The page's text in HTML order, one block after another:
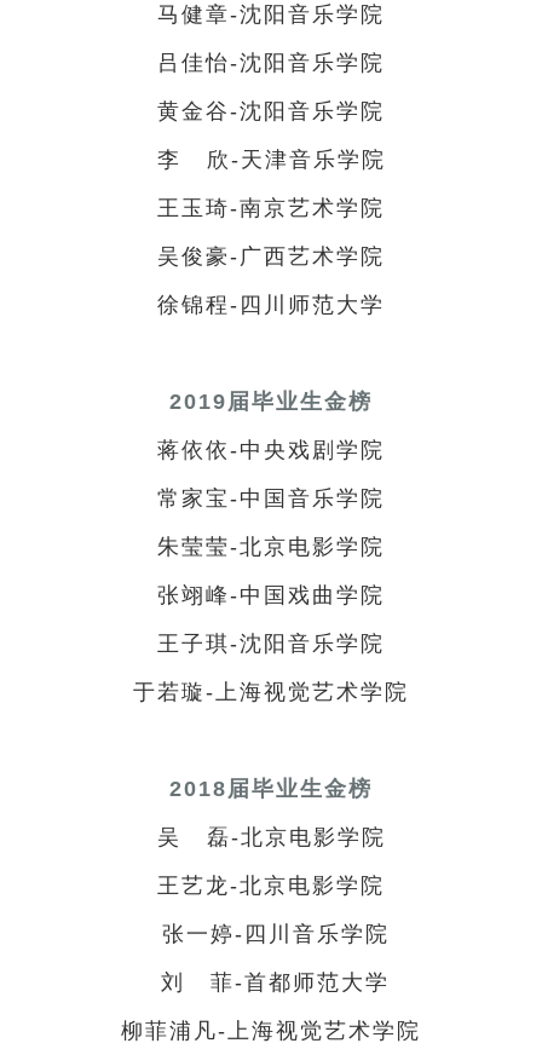
马健章-沈阳音乐学院
吕佳怡-沈阳音乐学院
黄金谷-沈阳音乐学院
李 欣-天津音乐学院
王玉琦-南京艺术学院
吴俊豪-广西艺术学院
徐锦程-四川师范大学
2019届毕业生金榜
蒋依依-中央戏剧学院
常家宝-中国音乐学院
朱莹莹-北京电影学院
张翊峰-中国戏曲学院
王子琪-沈阳音乐学院
于若璇-上海视觉艺术学院
2018届毕业生金榜
吴 磊-北京电影学院
王艺龙-北京电影学院
张一婷-四川音乐学院
刘 菲-首都师范大学
柳菲浦凡-上海视觉艺术学院